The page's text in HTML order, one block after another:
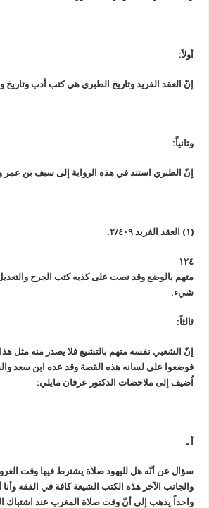
أولاً:
إنّ العقد الفريد وتاريخ الطبري هي كتب أدب
وثانياً:
إنّ الطبري استند في هذه الرواية إلى سيف بن عمر
(١) العقد الفريد ٢/٤٠٩.
١٢٤
متهم بالوضع وقد نصت على كذبه كتب الجرح
شيء.
ثالثاً:
إنّ الشعبي نفسه متهم بالتشيع فلا يصدر منه مثل هذا
اُضيف إلى ملاحضات الدكتور عرفان مايلي:
أ ـ
سؤال عن أنّه هل لليهود صلاة يشترط فيها وقت
والجانب الآخر هذه الكتب الشيعة كافة في الفقه وأنا
واحداً يذهب إلى أنّ وقت صلاة المغرب عند اشتباك